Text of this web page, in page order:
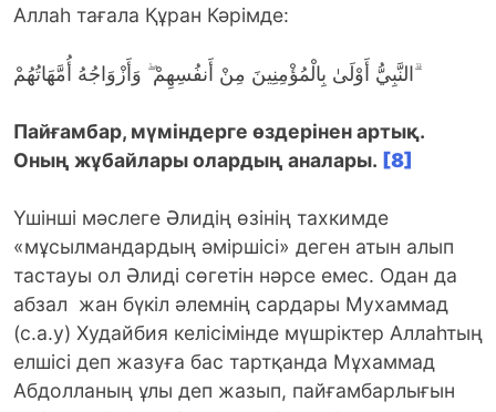
Аллаһ тағала Құран Кәрімде:
النَّبِيُّ أَوْلَىٰ بِالْمُؤْمِنِينَ مِنْ أَنفُسِهِمْ ۖ وَأَزْوَاجُهُ أُمَّهَاتُهُمْ ۗ
Пайғамбар, мүміндерге өздерінен артық.
Оның жұбайлары олардың аналары. [8]
Үшінші мәслеге Әлидің өзінің тахкимде
«мұсылмандардың әміршісі» деген атын алып
тастауы ол Әлиді сөгетін нәрсе емес. Одан да
абзал жан бүкіл әлемнің сардары Мухаммад
(с.а.у) Худайбия келісімінде мүшріктер Аллаһтың
елшісі деп жазуға бас тартқанда Мұхаммад
Абдолланың ұлы деп жазып, пайғамбарлығын